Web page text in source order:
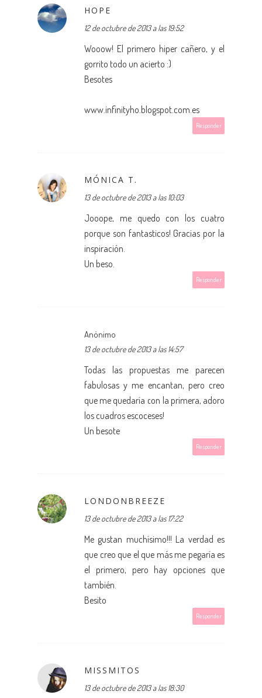
HOPE
12 de octubre de 2013 a las 19:52
Wooow! El primero hiper cañero, y el
gorrito todo un acierto :)
Besotes
www.infinityho.blogspot.com.es
Responder
MÓNICA T.
13 de octubre de 2013 a las 10:03
Jooope, me quedo con los cuatro
porque son fantasticos! Gracias por la
inspiración.
Un beso.
Responder
Anónimo
13 de octubre de 2013 a las 14:57
Todas las propuestas me parecen
fabulosas y me encantan, pero creo
que me quedaría con la primera, adoro
los cuadros escoceses!
Un besote
Responder
LONDONBREEZE
13 de octubre de 2013 a las 17:22
Me gustan muchísimo!!! La verdad es
que creo que el que más me pegaría es
el primero, pero hay opciones que
también.
Besito
Responder
MISSMITOS
13 de octubre de 2013 a las 18:30